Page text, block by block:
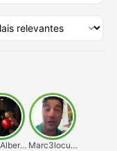
Marc3locunha